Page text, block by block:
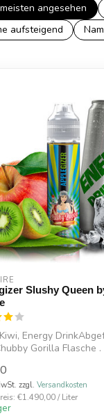
angesehen
aufsteigend
Slushy Queen
Energy
Gorilla Flasche .
zzgl. Versandkosten
€1.490,00 / Liter